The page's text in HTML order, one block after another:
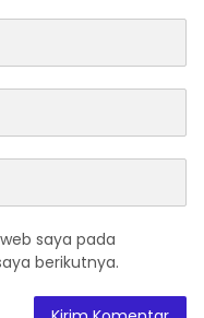
saya pada
berikutnya.